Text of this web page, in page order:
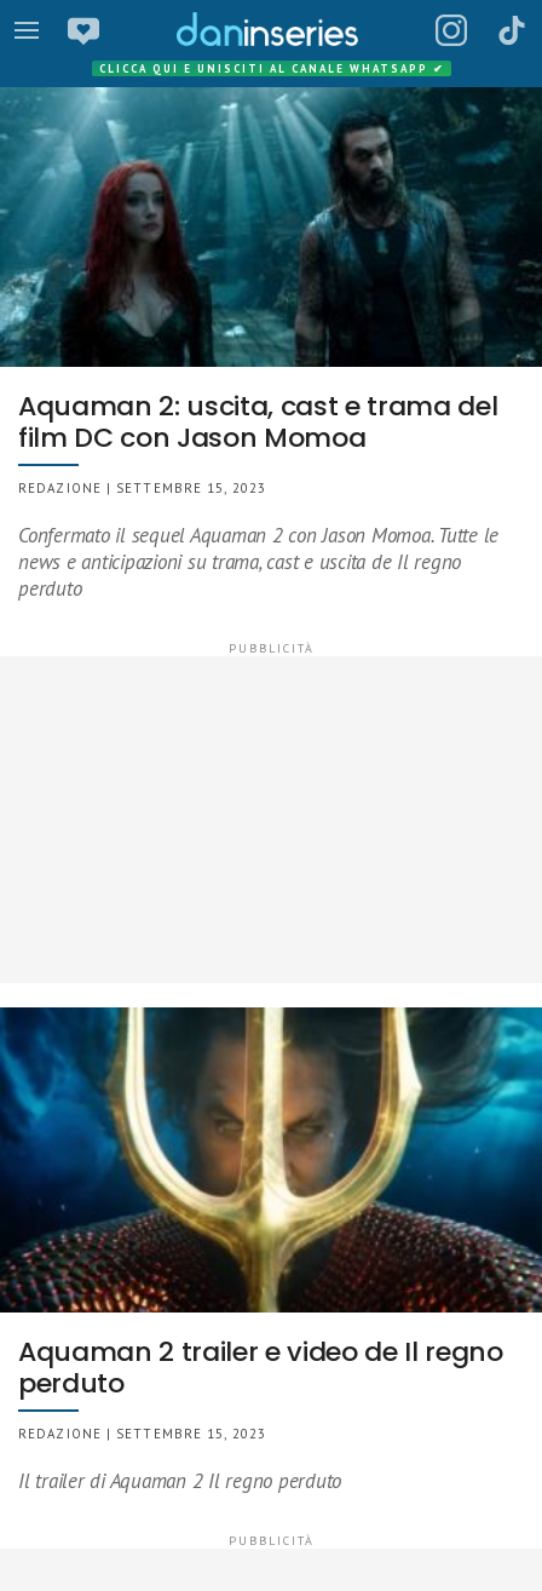
CLICCA QUI E UNISCITI AL CANALE WHATSAPP ✔
Aquaman 2: uscita, cast e trama del
film DC con Jason Momoa
REDAZIONE | SETTEMBRE 15, 2023
Confermato il sequel Aquaman 2 con Jason Momoa. Tutte le
news e anticipazioni su trama, cast e uscita de Il regno
perduto
Aquaman 2 trailer e video de Il regno
perduto
REDAZIONE | SETTEMBRE 15, 2023
Il trailer di Aquaman 2 Il regno perduto